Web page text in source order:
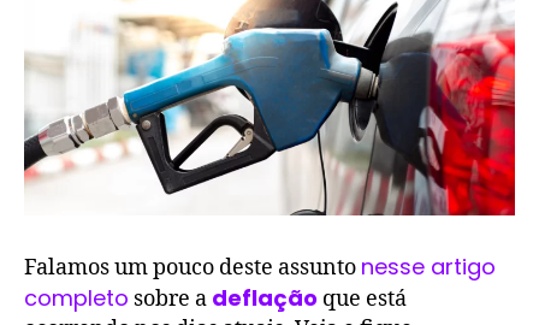
Falamos um pouco deste assunto nesse artigo
completo sobre a deflação que está